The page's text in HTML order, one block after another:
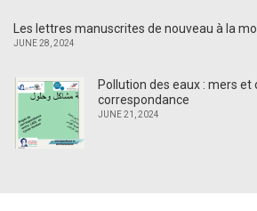
Les lettres manuscrites de nouveau à la
JUNE 28, 2024
Pollution des eaux : mers et
correspondance
JUNE 21, 2024